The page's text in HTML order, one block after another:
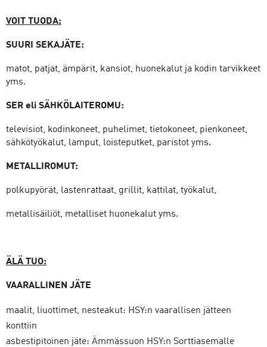
VOIT TUODA:
SUURI SEKAJÄTE:
matot, patjat, ämpärit, kansiot, huonekalut ja kodin tarvikkeet
yms.
SER eli SÄHKÖLAITEROMU:
televisiot, kodinkoneet, puhelimet, tietokoneet, pienkoneet,
sähkötyökalut, lamput, loisteputket, paristot yms.
METALLIROMUT:
polkupyörät, lastenrattaat, grillit, kattilat, työkalut,
metallisäiliöt, metalliset huonekalut yms.
ÄLÄ TUO:
VAARALLINEN JÄTE
maalit, liuottimet, nesteakut: HSY:n vaarallisen jätteen
konttiin
asbestipitoinen jäte: Ämmässuon HSY:n Sorttiasemalle